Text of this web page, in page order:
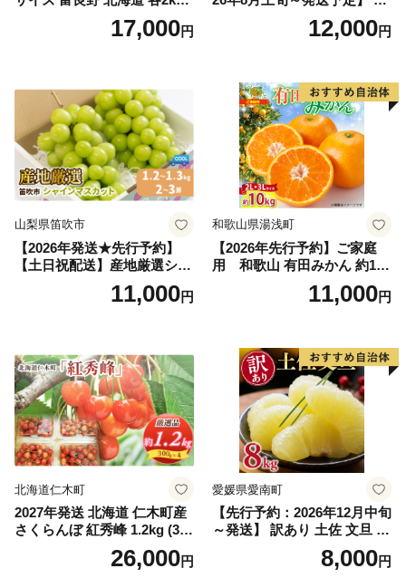
～2.6kg 2玉 セット ファーム
富良野 メロン めろん 果物 く
17,000円
行予約 「浅間水蜜桃プレミ
アム」 もも あかつき 秀品 約
果肉 長野県産 小諸市
12,000円
山梨県笛吹市
【2026年発送★先行予約】
【土日祝配送】産地厳選シャ
インマスカット1.2kg～1.3kg
（2房～3房）※沖縄・離島配
笛吹市 山梨県 フルーツ 果物
ぶどう 葡萄 大粒 シャインマ
スカット おすすめ シャイン
マスカット 贈答 ギフト 産地
笛吹市 シャインマスカット
笛吹 葡萄 国産 ぶどう 人気
国産 1.2kg 先行｜
11,000円
和歌山県湯浅町
【2026年先行予約】ご家庭
用 和歌山 有田みかん 約10k
g (2L、3Lサイズ)【湯浅町】
11,000円
北海道仁木町
2027年発送 北海道 仁木町産
さくらんぼ 紅秀峰 1.2kg (300
g×4パック) Lサイズ以上 旬
桜桃 産地直送 サクランボ チ
26,000円
愛媛県愛南町
【先行予約：2026年12月中旬
～発送】 訳あり 土佐 文旦 8k
g (Mサイズ以上サイズミック
ス) 8000円 わけあり ぶんた
8,000円